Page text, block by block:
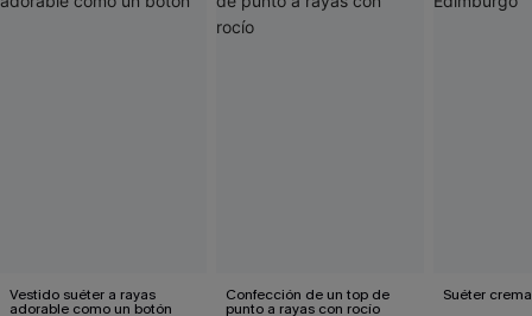
Vestido suéter a rayas
adorable como un botón
Confección de un top de
punto a rayas con rocío
Suéter